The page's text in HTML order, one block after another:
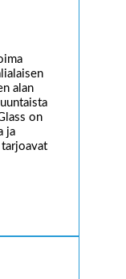
alan
on
ja